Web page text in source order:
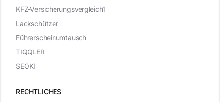
KFZ-Versicherungsvergleich1
Lackschützer
Führerscheinumtausch
TIQQLER
SEOKI
RECHTLICHES